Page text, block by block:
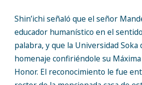
Shin’ichi señaló que el señor
educador humanístico en el
palabra, y que la Universidad
homenaje confiriéndole su
Honor. El reconocimiento le fue